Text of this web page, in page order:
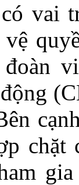
vai
vệ
chặt